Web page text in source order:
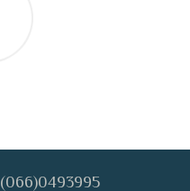
(066)0493995